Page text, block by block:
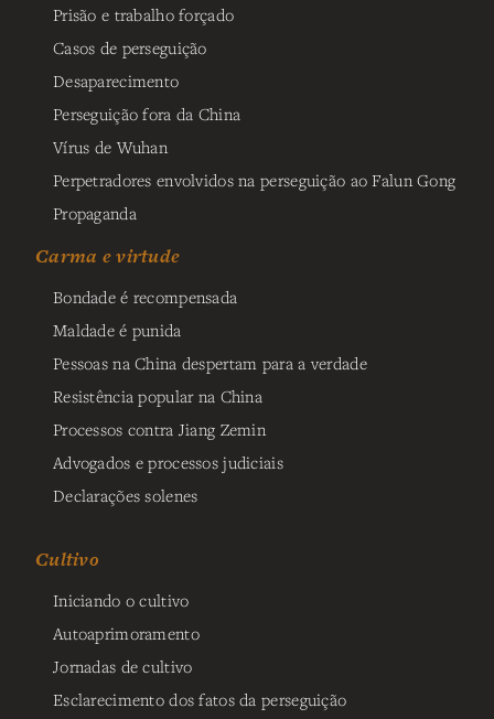
Prisão e trabalho forçado
Casos de perseguição
Desaparecimento
Perseguição fora da China
Vírus de Wuhan
Perpetradores envolvidos na perseguição ao Falun Gong
Propaganda
Carma e virtude
Bondade é recompensada
Maldade é punida
Pessoas na China despertam para a verdade
Resistência popular na China
Processos contra Jiang Zemin
Advogados e processos judiciais
Declarações solenes
Cultivo
Iniciando o cultivo
Autoaprimoramento
Jornadas de cultivo
Esclarecimento dos fatos da perseguição